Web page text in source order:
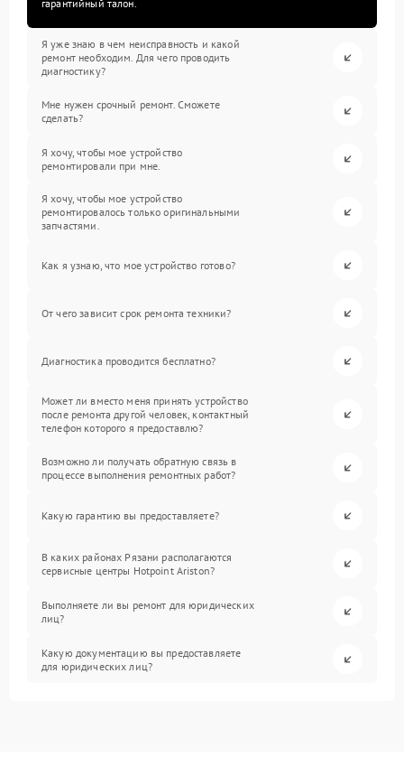
гарантийный талон.
Я уже знаю в чем неисправность и какой
ремонт необходим. Для чего проводить
диагностику?
Мне нужен срочный ремонт. Сможете
сделать?
Я хочу, чтобы мое устройство
ремонтировали при мне.
Я хочу, чтобы мое устройство
ремонтировалось только оригинальными
запчастями.
Как я узнаю, что мое устройство готово?
От чего зависит срок ремонта техники?
Диагностика проводится бесплатно?
Может ли вместо меня принять устройство
после ремонта другой человек, контактный
телефон которого я предоставлю?
Возможно ли получать обратную связь в
процессе выполнения ремонтных работ?
Какую гарантию вы предоставляете?
В каких районах Рязани располагаются
сервисные центры Hotpoint Ariston?
Выполняете ли вы ремонт для юридических
лиц?
Какую документацию вы предоставляете
для юридических лиц?